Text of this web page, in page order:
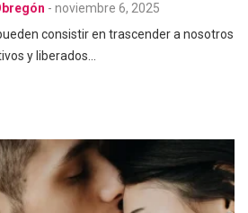
- noviembre 6, 2025
consistir en trascender a nosotros
y liberados…